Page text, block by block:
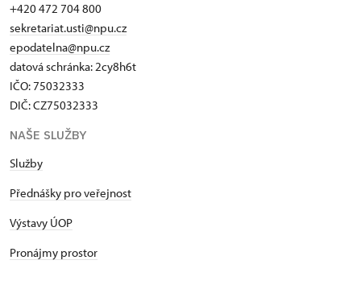
+420 472 704 800
sekretariat.usti@npu.cz
epodatelna@npu.cz
datová schránka: 2cy8h6t​
IČO: 75032333
DIČ: CZ75032333
NAŠE SLUŽBY
Služby
Přednášky pro veřejnost
Výstavy ÚOP
Pronájmy prostor